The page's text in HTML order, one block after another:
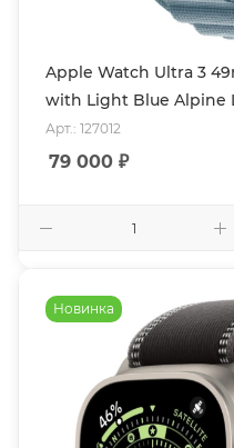
Apple Watch Ultra 3
with Light Blue Alpine
Арт.: 127012
79 000 ₽
Новинка